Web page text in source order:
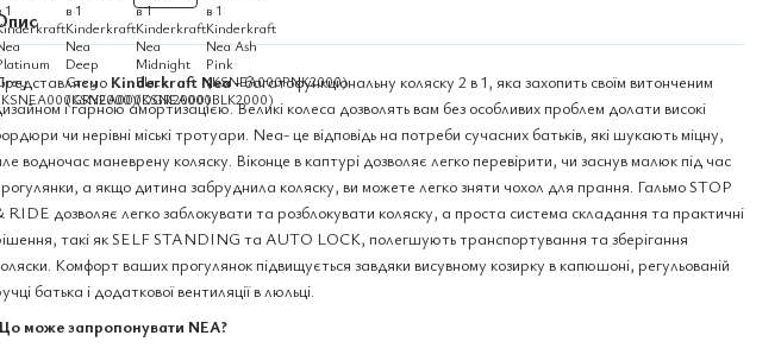
Kinderkraft Nea- багатофункціональну коляску 2 в 1, яка захопить своїм витонченим
і гарною амортизацією. Великі колеса дозволять вам без особливих проблем долати високі
чи нерівні міські тротуари. Nea- це відповідь на потреби сучасних батьків, які шукають міцну,
водночас маневрену коляску. Віконце в каптурі дозволяє легко перевірити, чи заснув малюк під час
а якщо дитина забруднила коляску, ви можете легко зняти чохол для прання. Гальмо STOP
RIDE дозволяє легко заблокувати та розблокувати коляску, а проста система складання та практичні
такі як SELF STANDING та AUTO LOCK, полегшують транспортування та зберігання
Комфорт ваших прогулянок підвищується завдяки висувному козирку в капюшоні, регульованій
батька і додаткової вентиляції в люльці.
може запропонувати NEA?